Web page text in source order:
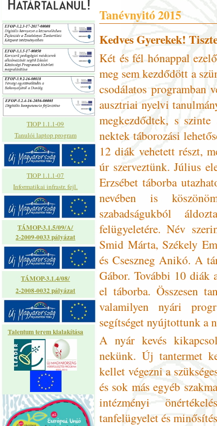
TIOP 1.1.1-09
Tanulói laptop program
TIOP 1.1.1-07
Informatikai infrastr. fejl.
TÁMOP-3.1.5/09/A/
2-2009-0033 pályázat
TÁMOP-3.1.4/08/
2-2008-0032 pályázat
Talentum terem kialakítása
Tanévnyitó 2015
Kedves Gyerekek!
Két és fél hónappal
meg sem kezdődött a
csodálatos programban
ausztriai nyelvi
megkezdődtek, s
nektek táborozási
12 diák vehetett részt,
úr szerveztünk. Július
Erzsébet táborba
nevében is
szabadságukból
felügyeletére. Név
Smid Márta, Székely
és Cseszneg Anikó. A
Gábor. További 10 diák
el táborba. Összesen
valamilyen nyári
segítséget nyújtottunk a
A nyár kevés
nekünk. Új tantermet
kellet végezni a
és sok más egyéb
intézményi
tanfelügyelet és